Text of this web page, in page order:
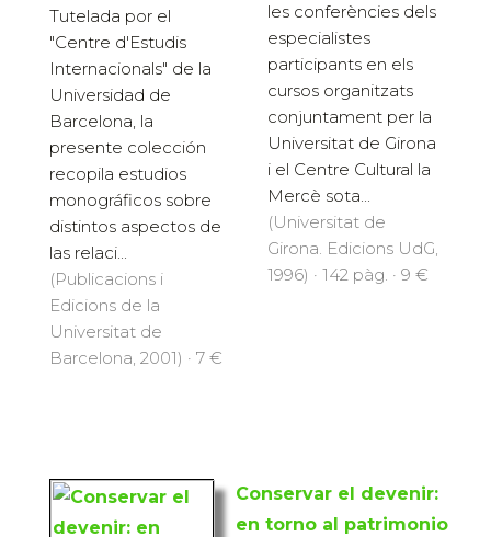
Tutelada por el
"Centre d'Estudis
Internacionals" de la
Universidad de
Barcelona, la
presente colección
recopila estudios
monográficos sobre
distintos aspectos de
las relaci...
(Publicacions i
Edicions de la
Universitat de
Barcelona, 2001) · 7 €
les conferències dels
especialistes
participants en els
cursos organitzats
conjuntament per la
Universitat de Girona
i el Centre Cultural la
Mercè sota...
(Universitat de
Girona. Edicions UdG,
1996) · 142 pàg. · 9 €
Conservar el devenir:
en torno al patrimonio